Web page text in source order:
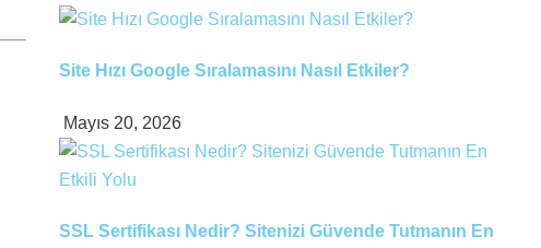
Site Hızı Google Sıralamasını Nasıl Etkiler?
Mayıs 20, 2026
SSL Sertifikası Nedir? Sitenizi Güvende Tutmanın En